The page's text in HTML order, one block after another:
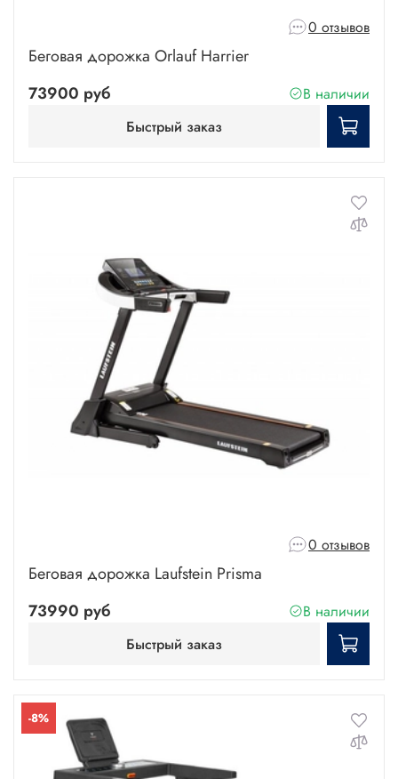
0 отзывов
Беговая дорожка Orlauf Harrier
73900 руб
В наличии
Быстрый заказ
0 отзывов
Беговая дорожка Laufstein Prisma
73990 руб
В наличии
Быстрый заказ
-8%